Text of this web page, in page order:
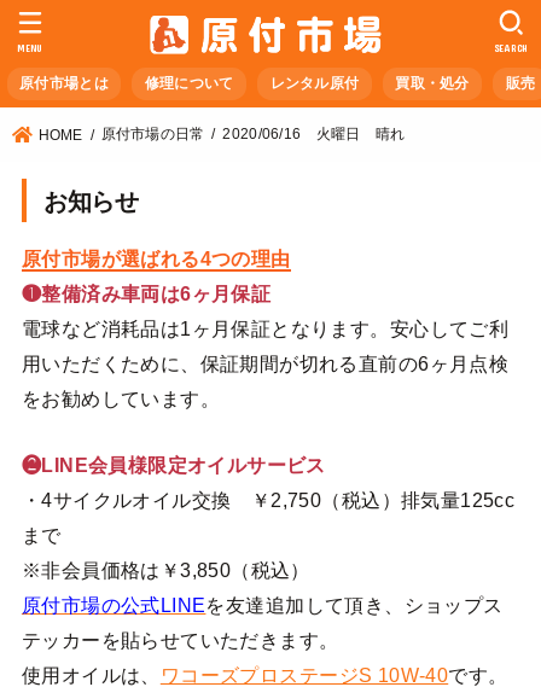
原付市場とは 修理について レンタル原付 買取・処分 販売
SEARCH
MENU
HOME 原付市場の日常 2020/06/16 火曜日 晴れ
お知らせ
原付市場が選ばれる4つの理由
❶整備済み車両は6ヶ月保証
電球など消耗品は1ヶ月保証となります。安心してご利
用いただくために、保証期間が切れる直前の6ヶ月点検
をお勧めしています。
❷LINE会員様限定オイルサービス
・4サイクルオイル交換 ￥2,750（税込）排気量125cc
まで
※非会員価格は￥3,850（税込）
原付市場の公式LINEを友達追加して頂き、ショップス
テッカーを貼らせていただきます。
使用オイルは、
ワコーズプロステージS 10W-40です。